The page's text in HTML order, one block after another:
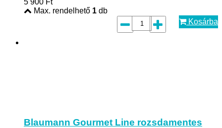
5 900 Ft
Max. rendelhető 1 db
Kosárba
Blaumann Gourmet Line rozsdamentes